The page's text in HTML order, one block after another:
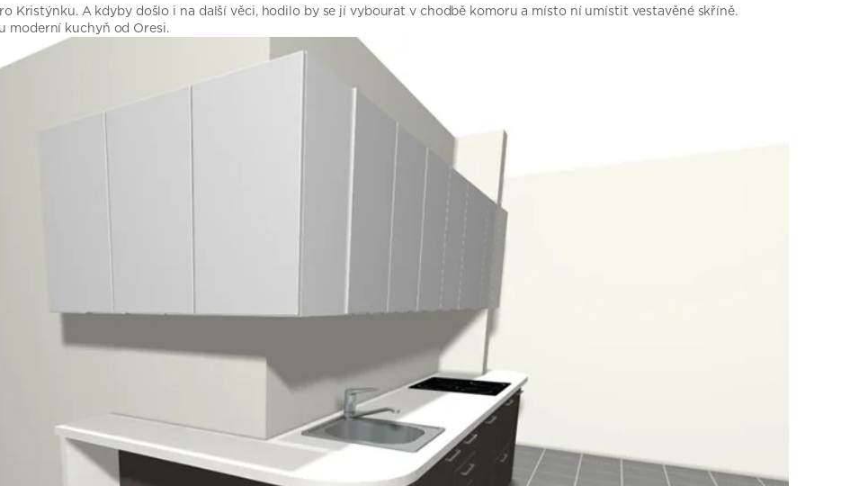
Kristýnku. A kdyby došlo i na další věci, hodilo by se jí vybourat v chodbě komoru a místo ní umístit vestavěné skříně.
moderní kuchyň od Oresi.